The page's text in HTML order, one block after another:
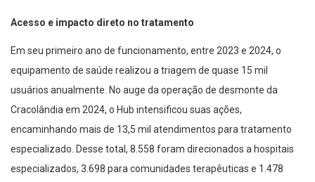
Acesso e impacto direto no tratamento
Em seu primeiro ano de funcionamento, entre 2023 e 2024, o
equipamento de saúde realizou a triagem de quase 15 mil
usuários anualmente. No auge da operação de desmonte da
Cracolândia em 2024, o Hub intensificou suas ações,
encaminhando mais de 13,5 mil atendimentos para tratamento
especializado. Desse total, 8.558 foram direcionados a hospitais
especializados, 3.698 para comunidades terapêuticas e 1.478